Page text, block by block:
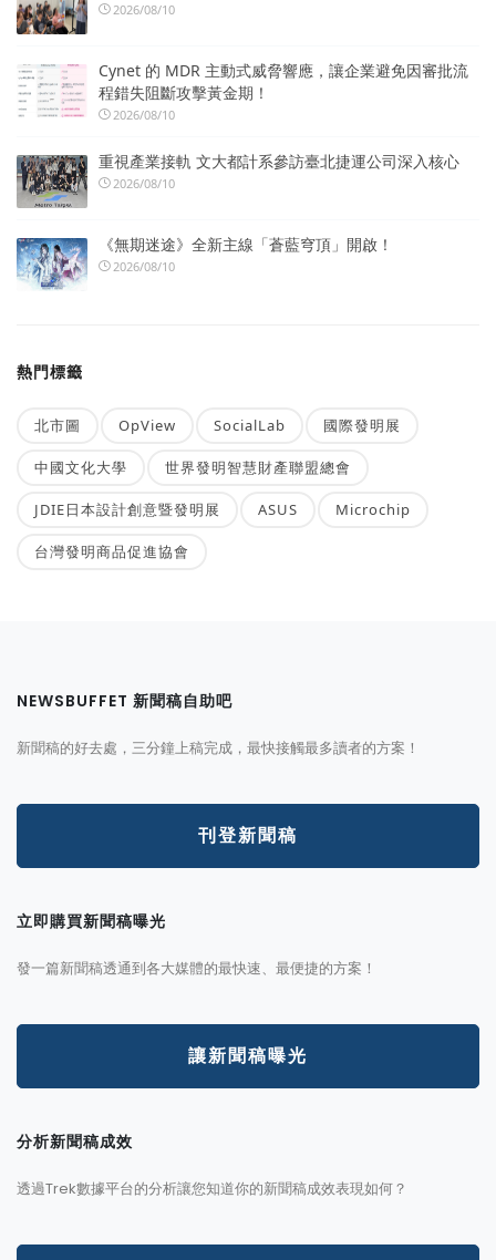
2026/08/10
Cynet 的 MDR 主動式威脅響應，讓企業避免因審批流
程錯失阻斷攻擊黃金期！
2026/08/10
重視產業接軌 文大都計系參訪臺北捷運公司深入核心
2026/08/10
《無期迷途》全新主線「蒼藍穹頂」開啟！
2026/08/10
熱門標籤
北市圖 OpView SocialLab 國際發明展
中國文化大學 世界發明智慧財產聯盟總會
JDIE日本設計創意暨發明展 ASUS Microchip
台灣發明商品促進協會
NEWSBUFFET 新聞稿自助吧
新聞稿的好去處，三分鐘上稿完成，最快接觸最多讀者的方案！
刊登新聞稿
立即購買新聞稿曝光
發一篇新聞稿透通到各大媒體的最快速、最便捷的方案！
讓新聞稿曝光
分析新聞稿成效
透過Trek數據平台的分析讓您知道你的新聞稿成效表現如何？